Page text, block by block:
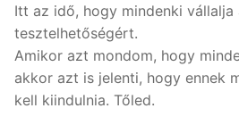
Itt az idő, hogy mindenki vállalja
tesztelhetőségért.
Amikor azt mondom, hogy
akkor azt is jelenti, hogy ennek
kell kiindulnia. Tőled.